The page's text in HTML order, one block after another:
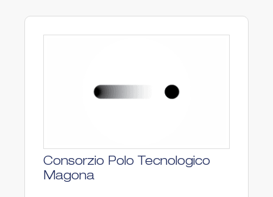
Consorzio Polo Tecnologico
Magona